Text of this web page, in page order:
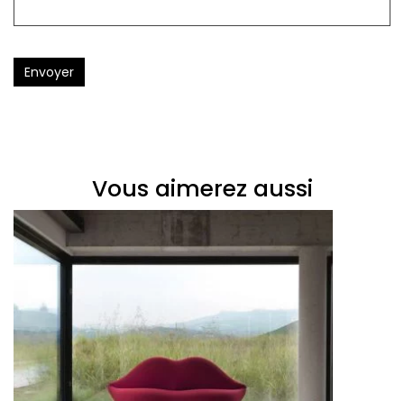
Envoyer
Vous aimerez aussi